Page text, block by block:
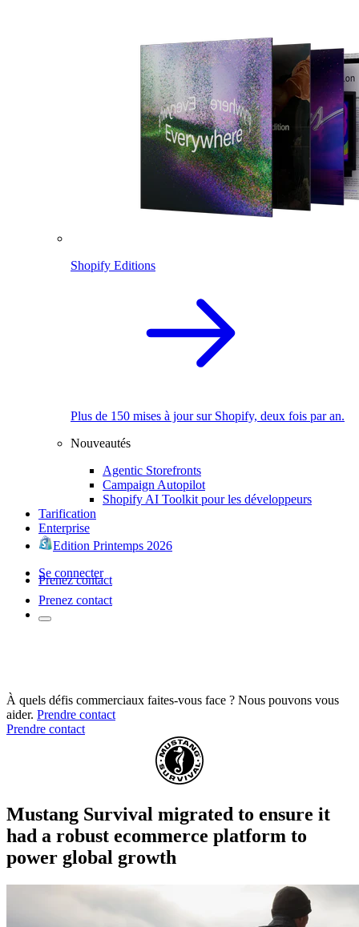
Shopify Editions
Plus de 150 mises à jour sur Shopify, deux fois par an.
Nouveautés
Agentic Storefronts
Campaign Autopilot
Shopify AI Toolkit pour les développeurs
Tarification
Enterprise
Edition Printemps 2026
Se connecter
Prenez contact
Prenez contact
À quels défis commerciaux faites-vous face ? Nous pouvons vous
aider. Prendre contact
Prendre contact
Mustang Survival migrated to ensure it
had a robust ecommerce platform to
power global growth